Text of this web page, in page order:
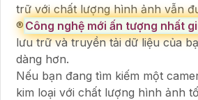
trữ với chất lượng hình ảnh vẫn
®️ Công nghệ mới ấn tượng nhất
lưu trữ và truyền tải dữ liệu của
dàng hơn.
Nếu bạn đang tìm kiếm một
kim loại với chất lượng hình ảnh